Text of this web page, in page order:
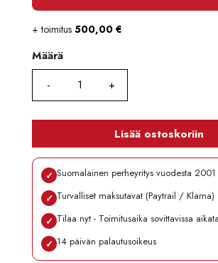
+ toimitus 500,00 €
Määrä
Määrä
Lisää ostoskoriin
✓ Suomalainen perheyritys vuodesta 2001
✓ Turvalliset maksutavat (Paytrail / Klarna)
✓ Tilaa nyt - Toimitusaika sovittavissa
✓ 14 päivän palautusoikeus